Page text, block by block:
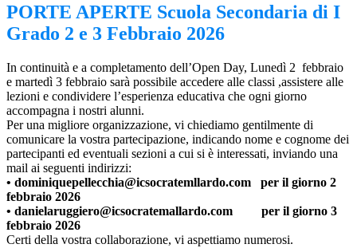
PORTE APERTE Scuola Secondaria di I
Grado 2 e 3 Febbraio 2026
In continuità e a completamento dell’Open Day, Lunedì 2 febbraio
e martedì 3 febbraio sarà possibile accedere alle classi ,assistere alle
lezioni e condividere l’esperienza educativa che ogni giorno
accompagna i nostri alunni.
Per una migliore organizzazione, vi chiediamo gentilmente di
comunicare la vostra partecipazione, indicando nome e cognome dei
partecipanti ed eventuali sezioni a cui si è interessati, inviando una
mail ai seguenti indirizzi:
• dominiquepellecchia@icsocratemllardo.com per il giorno 2
febbraio 2026
• danielaruggiero@icsocratemallardo.com per il giorno 3
febbraio 2026
Certi della vostra collaborazione, vi aspettiamo numerosi.